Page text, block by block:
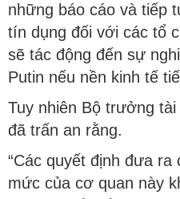
những báo cáo và tiếp
tín dụng đối với các tổ
sẽ tác động đến sự
Putin nếu nền kinh tế
Tuy nhiên Bộ trưởng
đã trấn an rằng.
“Các quyết định đưa
mức của cơ quan này